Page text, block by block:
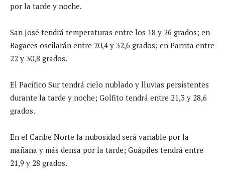
por la tarde y noche.
San José tendrá temperaturas entre los 18 y 26 grados; en
Bagaces oscilarán entre 20,4 y 32,6 grados; en Parrita entre
22 y 30,8 grados.
El Pacífico Sur tendrá cielo nublado y lluvias persistentes
durante la tarde y noche; Golfito tendrá entre 21,3 y 28,6
grados.
En el Caribe Norte la nubosidad será variable por la
mañana y más densa por la tarde; Guápiles tendrá entre
21,9 y 28 grados.